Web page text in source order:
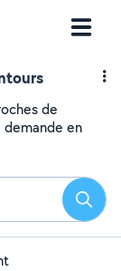
de
demande en